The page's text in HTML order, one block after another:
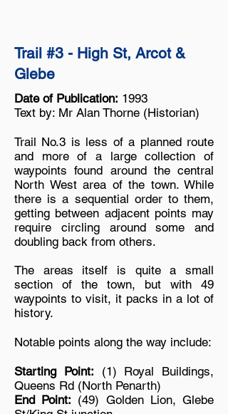
Trail #3 - High St, Arcot &
Glebe
Date of Publication: 1993
Text by: Mr Alan Thorne (Historian)
Trail No.3 is less of a planned route
and more of a large collection of
waypoints found around the central
North West area of the town. While
there is a sequential order to them,
getting between adjacent points may
require circling around some and
doubling back from others.
The areas itself is quite a small
section of the town, but with 49
waypoints to visit, it packs in a lot of
history.
Notable points along the way include:
Starting Point: (1) Royal Buildings,
Queens Rd (North Penarth)
End Point: (49) Golden Lion, Glebe